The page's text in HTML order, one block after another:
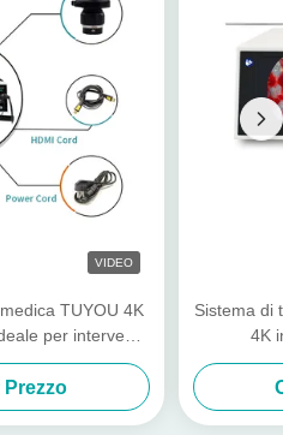
VIDEO
TUYOU 4K
per interventi
invasivi
Prezzo
Sistema di
4K